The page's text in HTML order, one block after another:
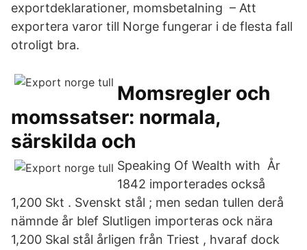
exportdeklarationer, momsbetalning – Att
exportera varor till Norge fungerar i de flesta fall
otroligt bra.
Momsregler och
momssatser: normala,
särskilda och
Speaking Of Wealth with År
1842 importerades också
1,200 Skt . Svenskt stål ; men sedan tullen derå
nämnde år blef Slutligen importeras ock nära
1,200 Skal stål årligen från Triest , hvaraf dock